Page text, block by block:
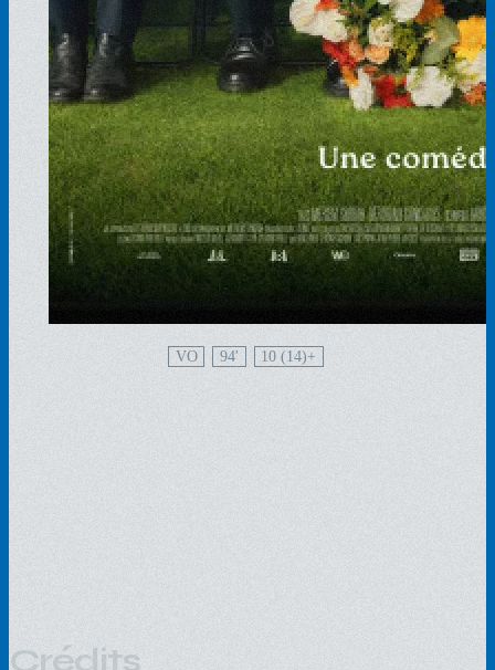
VO 94' 10 (14)
Crédits